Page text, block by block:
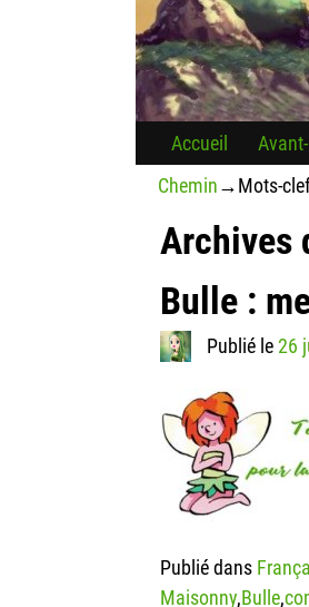
Accueil
Chemin→Mots-
Archives
Bulle :
Publié le 26
Publié dans
Maisonny,Bulle,